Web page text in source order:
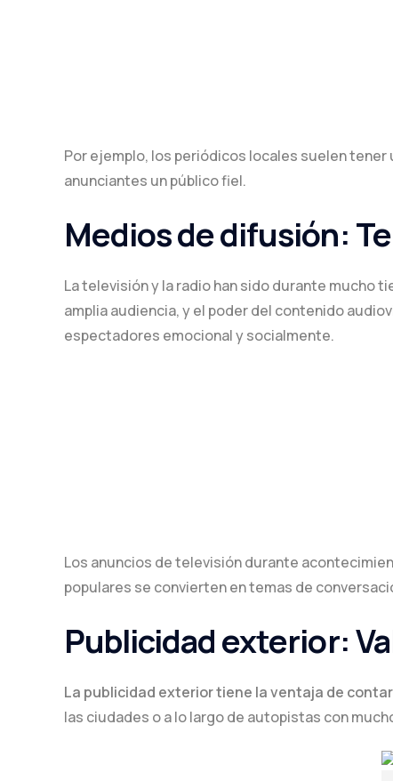
Por ejemplo, los periódicos locales suelen
anunciantes un público fiel.
Medios de difusión:
La televisión y la radio han sido durante mucho
amplia audiencia, y el poder del contenido
espectadores emocional y socialmente.
Los anuncios de televisión durante
populares se convierten en temas de
Publicidad exterior:
La publicidad exterior tiene la ventaja de
las ciudades o a lo largo de autopistas con